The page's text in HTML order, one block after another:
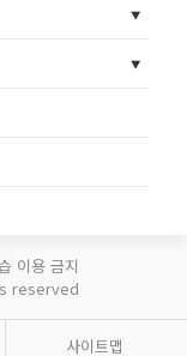
이용 금지
reserved
사이트맵